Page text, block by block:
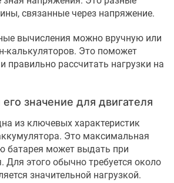
связанные через напряжение.
вычисления можно вручную или
калькуляторов. Это поможет
правильно рассчитать нагрузки на
значение для двигателя
из ключевых характеристик
Это максимальная
батарея может выдать при
Для этого обычно требуется около
значительной нагрузкой.